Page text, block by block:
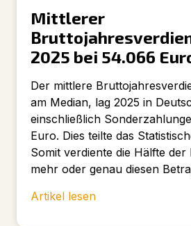
Mittlerer
2025 bei 54.066
Der mittlere
am Median, lag 2025 in
einschließlich
Euro. Dies teilte das
Somit verdiente die Hälfte der
mehr oder genau diesen
Artikel lesen